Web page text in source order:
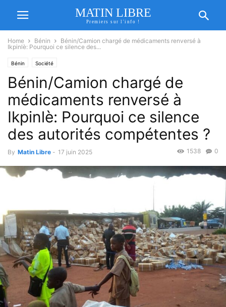
MATIN LIBRE
Premiers sur l'info !
Home Bénin
Bénin/Camion chargé de médicaments renversé à
Ikpinlè: Pourquoi ce silence des...
Bénin Société
Bénin/Camion chargé de
médicaments renversé à
Ikpinlè: Pourquoi ce silence
des autorités compétentes ?
By Matin Libre - 17 juin 2025 0
1538